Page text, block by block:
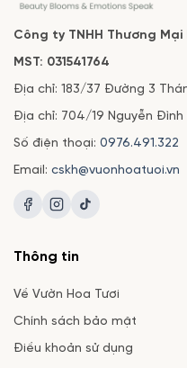
Công ty TNHH Thương Mại
MST: 031541764
Địa chỉ: 183/37 Đường 3
Địa chỉ: 704/19 Nguyễn Đình
Số điện thoại: 0976.491.322
Email: cskh@vuonhoatuoi.vn
Thông tin
Về Vườn Hoa Tươi
Chính sách bảo mật
Điều khoản sử dụng